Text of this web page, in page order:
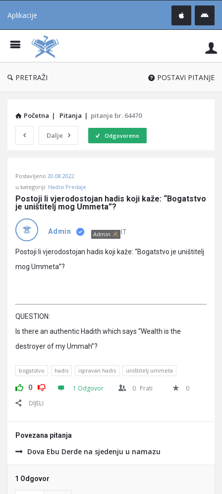
Aplikacije
®
PRETRAŽI POSTAVI PITANJE
Početna | Pitanja | pitanje br. 64470
Dalje Odgovoreno
Učene
Latest
Pitanja
Postavljeno 20.08.2022
u kategoriji: Hadisi Predaje
Postoji li vjerodostojan hadis koji kaže: “Bogatstvo
je uništitelj mog Ummeta”?
Admin Admin IT
Postoji li vjerodostojan hadis koji kaže: “Bogatstvo je uništitelj
mog Ummeta”?
QUESTION:
Is there an authentic Hadith which says “Wealth is the
destroyer of my Ummah”?
bogatstvo hadis ispravan hadis uništitelj ummeta
0 1 Odgovor 0 Prati
0
DIJELI
Povezana pitanja
Dova Ebu Derde na sjedenju u namazu
1 Odgovor